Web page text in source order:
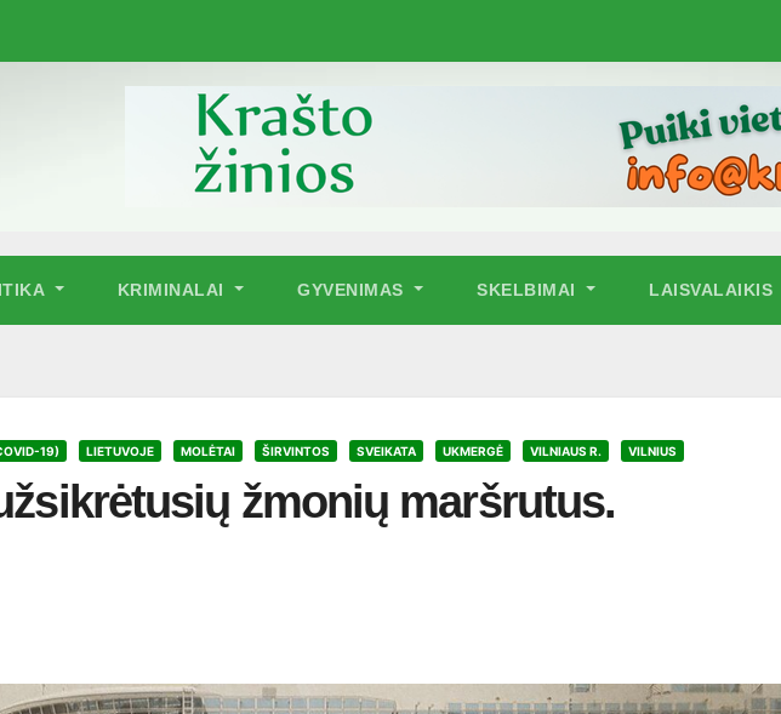
KRIMINALAI GYVENIMAS SKELBIMAI LAISVALAIKIS
19) LIETUVOJE MOLĖTAI ŠIRVINTOS SVEIKATA UKMERGĖ VILNIAUS R. VILNIUS
žmonių maršrutus.